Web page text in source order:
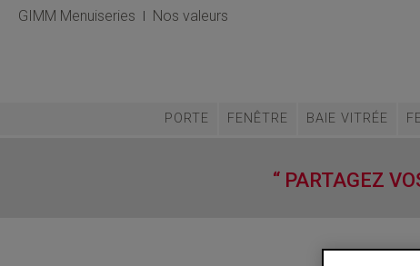
GIMM Menuiseries Nos valeurs
PORTE FENÊTRE BAIE VITRÉE
“ PARTAGEZ